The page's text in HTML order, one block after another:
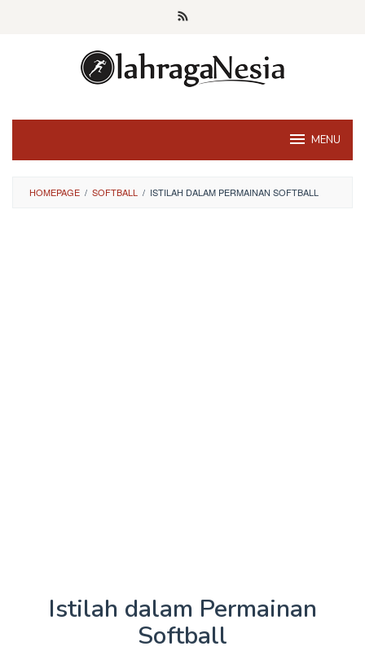
MENU
HOMEPAGE / SOFTBALL / ISTILAH DALAM PERMAINAN SOFTBALL
Istilah dalam Permainan
Softball